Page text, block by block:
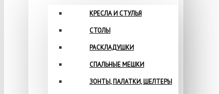
КРЕСЛА И СТУЛЬЯ
СТОЛЫ
РАСКЛАДУШКИ
СПАЛЬНЫЕ МЕШКИ
ЗОНТЫ, ПАЛАТКИ, ШЕЛТЕРЫ